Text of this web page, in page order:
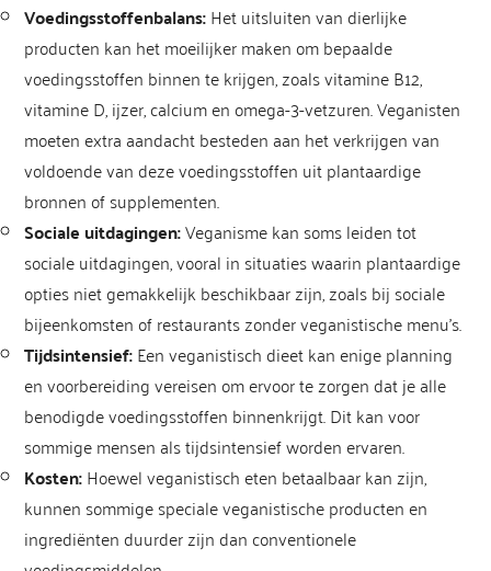
Voedingsstoffenbalans:Het uitsluiten van dierlijke
producten kan het moeilijker maken om bepaalde
voedingsstoffen binnen te krijgen, zoals vitamine B12,
vitamine D, ijzer, calcium en omega-3-vetzuren. Veganisten
moeten extra aandacht besteden aan het verkrijgen van
voldoende van deze voedingsstoffen uit plantaardige
bronnen of supplementen.
Sociale uitdagingen:Veganisme kan soms leiden tot
sociale uitdagingen, vooral in situaties waarin plantaardige
opties niet gemakkelijk beschikbaar zijn, zoals bij sociale
bijeenkomsten of restaurants zonder veganistische menu’s.
Tijdsintensief:Een veganistisch dieet kan enige planning
en voorbereiding vereisen om ervoor te zorgen dat je alle
benodigde voedingsstoffen binnenkrijgt. Dit kan voor
sommige mensen als tijdsintensief worden ervaren.
Kosten:Hoewel veganistisch eten betaalbaar kan zijn,
kunnen sommige speciale veganistische producten en
ingrediënten duurder zijn dan conventionele